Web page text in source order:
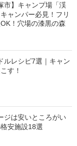
市】キャンプ場「渓
ャンパー必見！フリ
！穴場の漆黒の森
ルレシピ7選｜キャン
す！
ジは安いところがい
安施設18選